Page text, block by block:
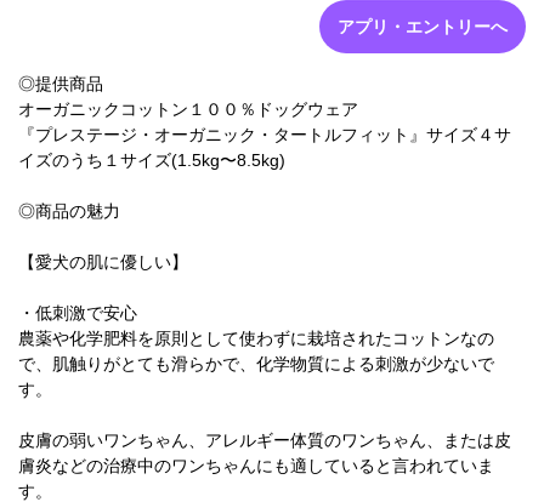
アプリ・エントリーへ
◎提供商品
オーガニックコットン１００％ドッグウェア
『プレステージ・オーガニック・タートルフィット』サイズ４サ
イズのうち１サイズ(1.5kg〜8.5kg)
◎商品の魅力
【愛犬の肌に優しい】
・低刺激で安心
農薬や化学肥料を原則として使わずに栽培されたコットンなの
で、肌触りがとても滑らかで、化学物質による刺激が少ないで
す。
皮膚の弱いワンちゃん、アレルギー体質のワンちゃん、または皮
膚炎などの治療中のワンちゃんにも適していると言われていま
す。